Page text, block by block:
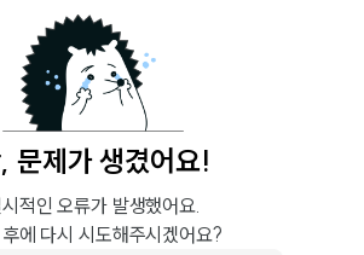
문제가 생겼어요!
적인 오류가 발생했어요.
에 다시 시도해주시겠어요?